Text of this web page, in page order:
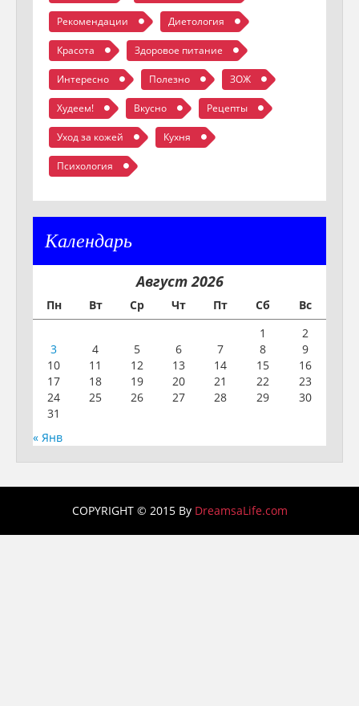
Рекомендации Диетология
Красота Здоровое питание
Интересно Полезно ЗОЖ
Худеем! Вкусно Рецепты
Уход за кожей Кухня
Психология
Календарь
Август 2026
Пн Вт Ср Чт Пт Сб
Вс
1
2
3
4 5 6 7 8
9
10
11 12 13 14 15
16
17
18 19 20 21 22
23
24
25 26 27 28 29
30
31
« Янв
COPYRIGHT © 2015 By DreamsaLife.com